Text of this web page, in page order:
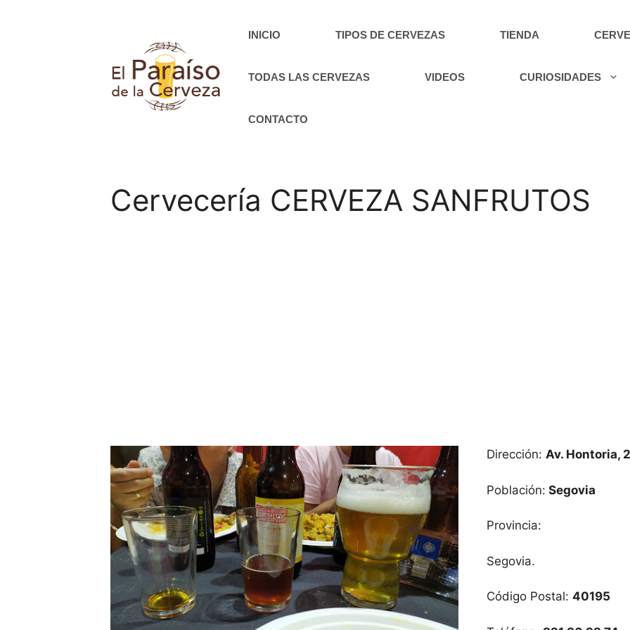
INICIO TIPOS DE CERVEZAS TIENDA
TODAS LAS CERVEZAS VIDEOS CURIOSIDADES
CONTACTO
Cervecería CERVEZA SANFRUTOS
Dirección: Av. Hontoria,
Población: Segovia
Provincia:
Segovia.
Código Postal: 40195